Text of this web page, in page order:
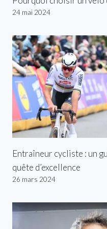
24 mai 2024
Entraîneur cycliste : un
quête d’excellence
26 mars 2024